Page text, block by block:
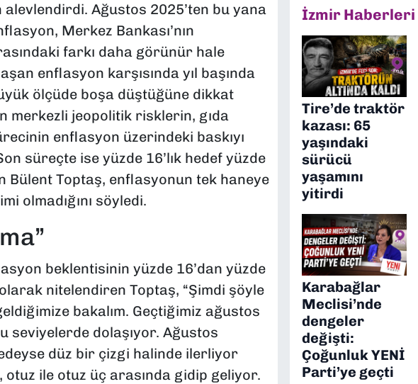
alevlendirdi. Ağustos 2025’ten bu yana
Merkez Bankası’nın
farkı daha görünür hale
enflasyon karşısında yıl başında
ölçüde boşa düştüğüne dikkat
merkezli jeopolitik risklerin, gıda
enflasyon üzerindeki baskıyı
süreçte ise yüzde 16’lık hedef yüzde
Bülent Toptaş, enflasyonun tek haneye
olmadığını söyledi.
beklentisinin yüzde 16’dan yüzde
olarak nitelendiren Toptaş, “Şimdi şöyle
bakalım. Geçtiğimiz ağustos
seviyelerde dolaşıyor. Ağustos
düz bir çizgi halinde ilerliyor
ile otuz üç arasında gidip geliyor.
İzmir Haberleri
Tire’de traktör
kazası: 65
yaşındaki
sürücü
yaşamını
yitirdi
Karabağlar
Meclisi’nde
dengeler
değişti:
Çoğunluk YENİ
Parti’ye geçti